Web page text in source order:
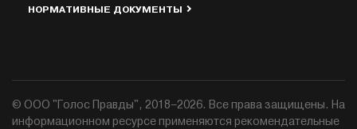
НОРМАТИВНЫЕ ДОКУМЕНТЫ
© ООО "Голос Правды", 2018–2026. Все права защищены. На
информационном ресурсе применяются рекомендательные